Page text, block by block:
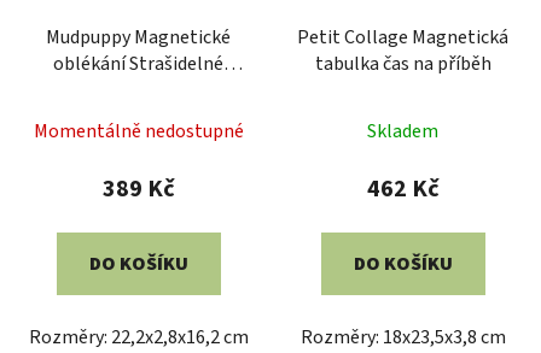
Mudpuppy Magnetické
oblékání Strašidelné
Momentálně nedostupné
389 Kč
DO KOŠÍKU
Rozměry: 22,2x2,8x16,2 cm
Petit Collage Magnetická
tabulka čas na příběh
Skladem
462 Kč
DO KOŠÍKU
Rozměry: 18x23,5x3,8 cm